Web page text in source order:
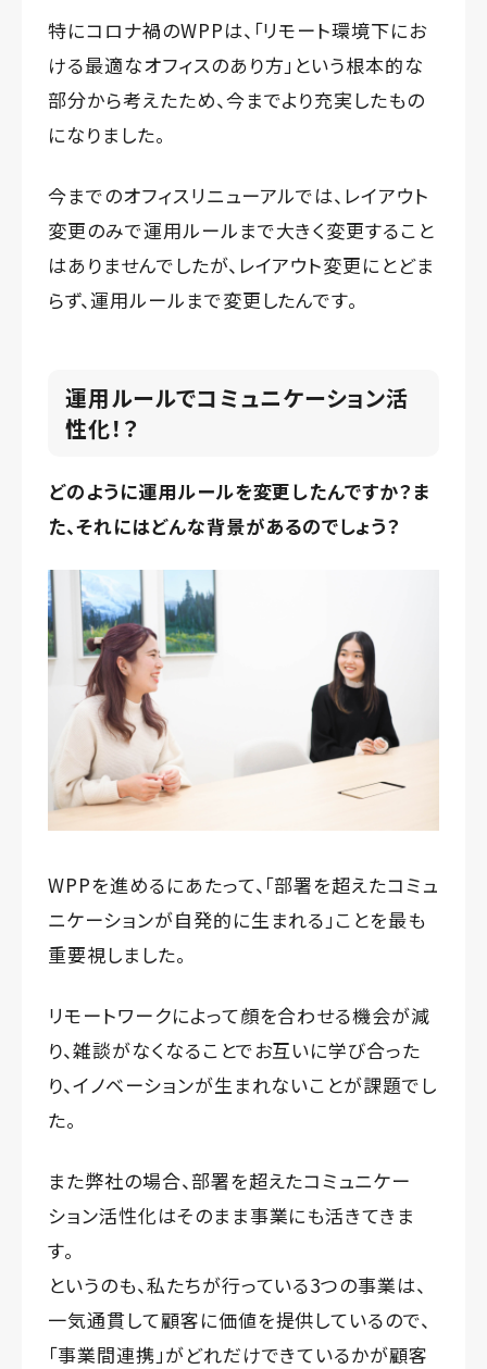
特にコロナ禍のWPPは、「リモート環境下にお
ける最適なオフィスのあり方」という根本的な
部分から考えたため、今までより充実したもの
になりました。
今までのオフィスリニューアルでは、レイアウト
変更のみで運用ルールまで大きく変更すること
はありませんでしたが、レイアウト変更にとどま
らず、運用ルールまで変更したんです。
運用ルールでコミュニケーション活
性化！？
どのように運用ルールを変更したんですか？ま
た、それにはどんな背景があるのでしょう？
WPPを進めるにあたって、「部署を超えたコミュ
ニケーションが自発的に生まれる」ことを最も
重要視しました。
リモートワークによって顔を合わせる機会が減
り、雑談がなくなることでお互いに学び合った
り、イノベーションが生まれないことが課題でし
た。
また弊社の場合、部署を超えたコミュニケー
ション活性化はそのまま事業にも活きてきま
す。
というのも、私たちが行っている3つの事業は、
一気通貫して顧客に価値を提供しているので、
「事業間連携」がどれだけできているかが顧客